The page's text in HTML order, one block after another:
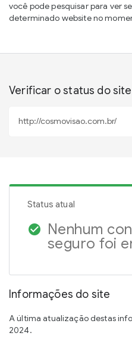
você pode pesquisar para ver
determinado website no
Verificar o status do site
Status atual
check_circle Nenhum
seguro foi
Informações do site
A última atualização destas
2024.